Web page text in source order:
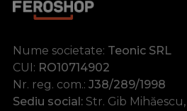
Nume societate: Teonic SRL
CUI: RO10714902
Nr. reg. com.: J38/289/1998
Sediu social: Str. Gib